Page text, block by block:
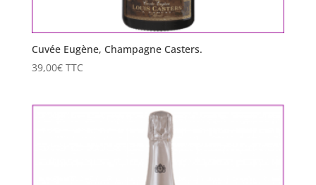
Cuvée Eugène, Champagne Casters.
39,00€ TTC